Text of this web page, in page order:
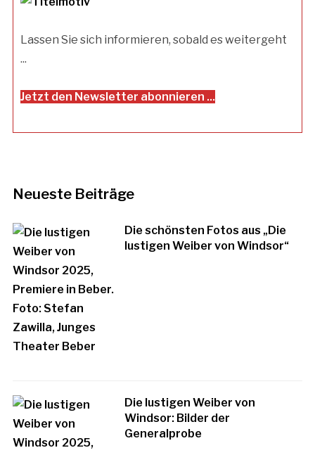
Lassen Sie sich informieren, sobald es weitergeht
...
Jetzt den Newsletter abonnieren ...
Neueste Beiträge
Die schönsten Fotos aus „Die
lustigen Weiber von Windsor“
Die lustigen Weiber von
Windsor: Bilder der
Generalprobe